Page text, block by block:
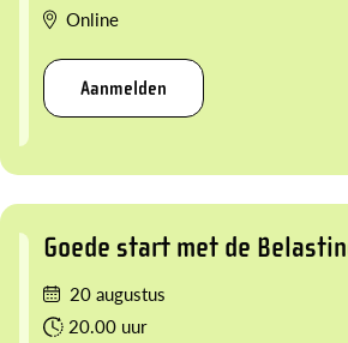
Online
Aanmelden
Goede start met de
20 augustus
20.00 uur